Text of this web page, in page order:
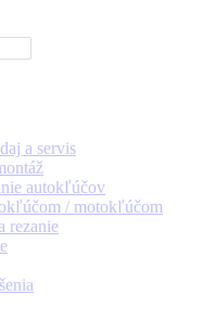
a servis
autokľúčov
/ motokľúčom
rezanie